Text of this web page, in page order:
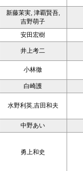
新藤茉実, 津覇賢吾,
吉野萌子
安田宏樹
井上考二
小林徹
白崎護
水野利英,吉田和夫
中野あい
勇上和史